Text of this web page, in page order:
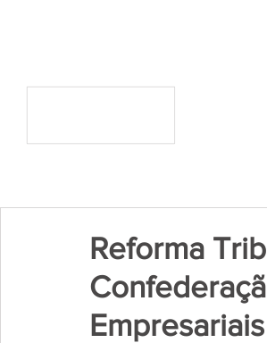
Reforma
Empresariais